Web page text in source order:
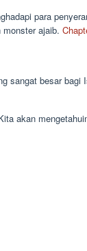
para
ajaib.
sangat besar
akan